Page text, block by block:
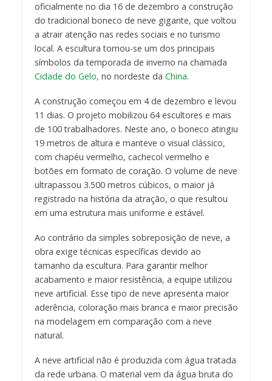
oficialmente no dia 16 de dezembro a construção
do tradicional boneco de neve gigante, que voltou
a atrair atenção nas redes sociais e no turismo
local. A escultura tornou-se um dos principais
símbolos da temporada de inverno na chamada
Cidade do Gelo, no nordeste da China.
A construção começou em 4 de dezembro e levou
11 dias. O projeto mobilizou 64 escultores e mais
de 100 trabalhadores. Neste ano, o boneco atingiu
19 metros de altura e manteve o visual clássico,
com chapéu vermelho, cachecol vermelho e
botões em formato de coração. O volume de neve
ultrapassou 3.500 metros cúbicos, o maior já
registrado na história da atração, o que resultou
em uma estrutura mais uniforme e estável.
Ao contrário da simples sobreposição de neve, a
obra exige técnicas específicas devido ao
tamanho da escultura. Para garantir melhor
acabamento e maior resistência, a equipe utilizou
neve artificial. Esse tipo de neve apresenta maior
aderência, coloração mais branca e maior precisão
na modelagem em comparação com a neve
natural.
A neve artificial não é produzida com água tratada
da rede urbana. O material vem da água bruta do